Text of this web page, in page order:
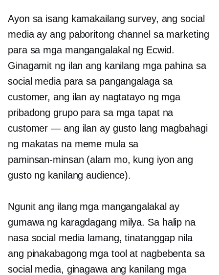
Ayon sa isang kamakailang survey, ang social
media ay ang paboritong channel sa marketing
para sa mga mangangalakal ng Ecwid.
Ginagamit ng ilan ang kanilang mga pahina sa
social media para sa pangangalaga sa
customer, ang ilan ay nagtatayo ng mga
pribadong grupo para sa mga tapat na
customer — ang ilan ay gusto lang magbahagi
ng makatas na meme mula sa
paminsan-minsan (alam mo, kung iyon ang
gusto ng kanilang audience).
Ngunit ang ilang mga mangangalakal ay
gumawa ng karagdagang milya. Sa halip na
nasa social media lamang, tinatanggap nila
ang pinakabagong mga tool at nagbebenta sa
social media, ginagawa ang kanilang mga